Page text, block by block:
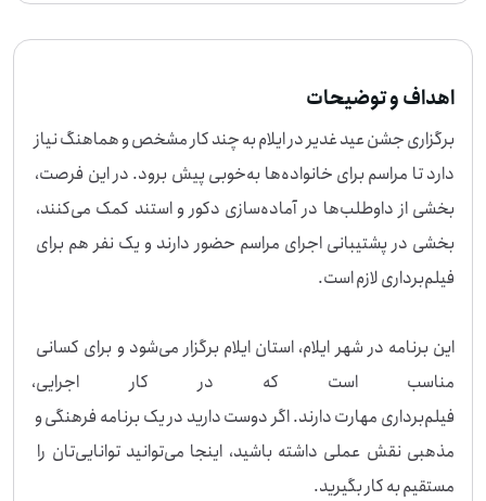
اهداف و توضیحات
برگزاری جشن عید غدیر در ایلام به چند کار مشخص و هماهنگ نیاز
دارد تا مراسم برای خانواده‌ها به‌خوبی پیش برود. در این فرصت،
بخشی از داوطلب‌ها در آماده‌سازی دکور و استند کمک می‌کنند،
بخشی در پشتیبانی اجرای مراسم حضور دارند و یک نفر هم برای
این برنامه در شهر ایلام، استان ایلام برگزار می‌شود و برای کسانی
مناسب است که در کار اجرایی،
فیلم‌برداری مهارت دارند. اگر دوست دارید در یک برنامه فرهنگی و
مذهبی نقش عملی داشته باشید، اینجا می‌توانید توانایی‌تان را